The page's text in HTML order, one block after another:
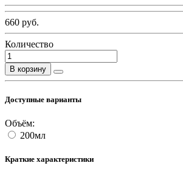
660 руб.
Количество
В корзину
Доступные варианты
Объём:
200мл
Краткие характеристики